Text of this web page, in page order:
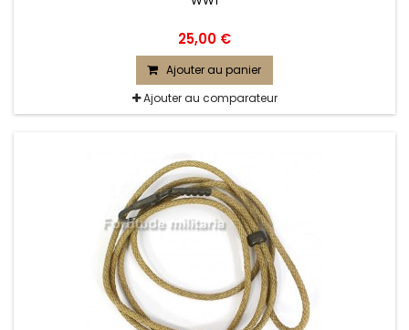
25,00 €
Ajouter au panier
Ajouter au comparateur